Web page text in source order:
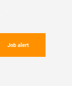
Job alert